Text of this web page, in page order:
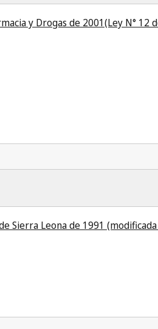
y Drogas de 2001(Ley N° 12
Sierra Leona de 1991